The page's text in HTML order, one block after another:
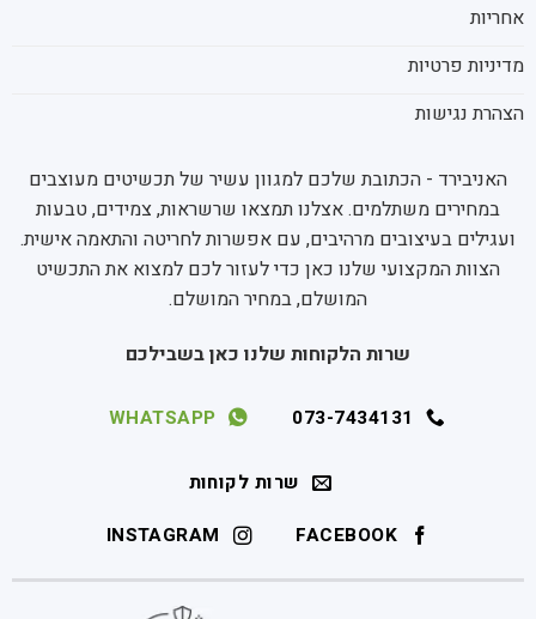
אחריות
מדיניות פרטיות
הצהרת נגישות
האניבירד - הכתובת שלכם למגוון עשיר של תכשיטים מעוצבים
במחירים משתלמים. אצלנו תמצאו שרשראות, צמידים, טבעות
ועגילים בעיצובים מרהיבים, עם אפשרות לחריטה והתאמה אישית.
הצוות המקצועי שלנו כאן כדי לעזור לכם למצוא את התכשיט
המושלם, במחיר המושלם.
שרות הלקוחות שלנו כאן בשבילכם
073-7434131
WHATSAPP
שרות לקוחות
FACEBOOK
INSTAGRAM